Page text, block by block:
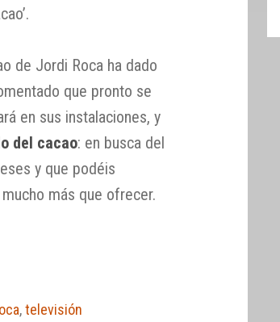
de Jordi Roca ha dado
que pronto se
en sus instalaciones, y
del cacao: en busca del
y que podéis
más que ofrecer.
,televisión